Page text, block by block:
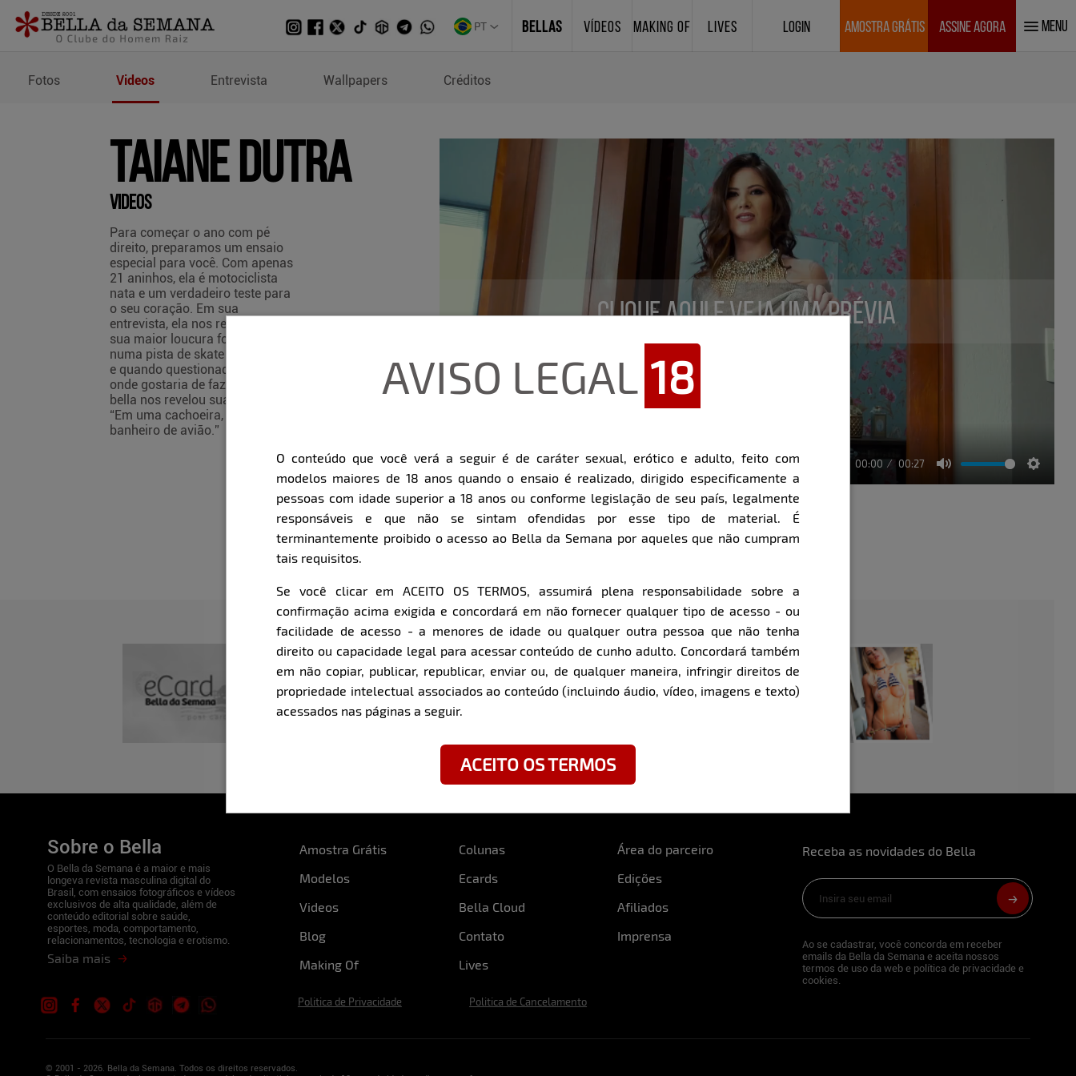
PT BELLAS VÍDEOS MAKING OF LIVES LOGIN AMOSTRA GRÁTIS ASSINE AGORA MENU
Vídeos de Taiane Dutra
Fotos Videos Entrevista Wallpapers Créditos
Taiane Dutra
Videos
Para começar o ano com pé
direito, preparamos um ensaio
especial para você. Com apenas
21 aninhos, ela é motociclista
nata e um verdadeiro teste para
o seu coração. Em sua
entrevista, ela nos revelou que
sua maior loucura foi “transar
numa pista de skate ao ar livre”
e quando questionada sobre
onde gostaria de fazer amor, a
bella nos revelou suas fantasias:
“Em uma cachoeira, praia ou
banheiro de avião.”
Clique aqui e veja uma prévia
RestartRewind
10s
Play Forward
10s
00:00 00:27
Download
AVISO LEGAL 18
O conteúdo que você verá a seguir é de caráter sexual, erótico e adulto, feito com
modelos maiores de 18 anos quando o ensaio é realizado, dirigido especificamente a
pessoas com idade superior a 18 anos ou conforme legislação de seu país, legalmente
responsáveis e que não se sintam ofendidas por esse tipo de material. É
terminantemente proibido o acesso ao Bella da Semana por aqueles que não cumpram
tais requisitos.
Se você clicar em ACEITO OS TERMOS, assumirá plena responsabilidade sobre a
confirmação acima exigida e concordará em não fornecer qualquer tipo de acesso - ou
facilidade de acesso - a menores de idade ou qualquer outra pessoa que não tenha
direito ou capacidade legal para acessar conteúdo de cunho adulto. Concordará também
em não copiar, publicar, republicar, enviar ou, de qualquer maneira, infringir direitos de
propriedade intelectual associados ao conteúdo (incluindo áudio, vídeo, imagens e texto)
acessados nas páginas a seguir.
ACEITO OS TERMOS
Sobre o Bella
O Bella da Semana é a maior e mais
longeva revista masculina digital do
Brasil, com ensaios fotográficos e vídeos
exclusivos de alta qualidade, além de
conteúdo editorial sobre saúde,
esportes, moda, comportamento,
relacionamentos, tecnologia e erotismo.
Saiba mais
Amostra Grátis Colunas
Área do parceiro
Modelos
Ecards
Edições
Videos
Bella Cloud
Afiliados
Blog
Contato
Imprensa
Making Of
Lives
Receba as novidades do Bella
Ao se cadastrar, você concorda em receber
emails da Bella da Semana e aceita nossos
termos de uso da web e política de privacidade e
cookies.
Politica de Privacidade Politica de Cancelamento
© 2001 - 2026. Bella da Semana. Todos os direitos reservados.